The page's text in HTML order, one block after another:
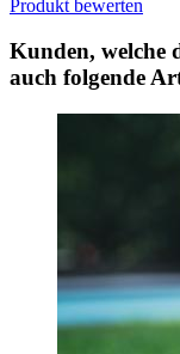
Produkt bewerten
Kunden, welche
auch folgende